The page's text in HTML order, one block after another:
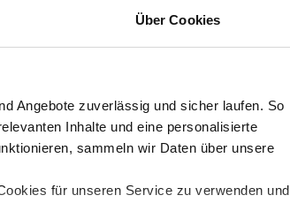
Über Cookies
Angebote zuverlässig und sicher laufen. So
Inhalte und eine personalisierte
sammeln wir Daten über unsere
für unseren Service zu verwenden und